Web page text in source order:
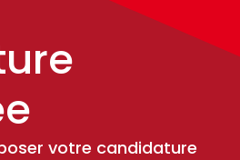
votre candidature